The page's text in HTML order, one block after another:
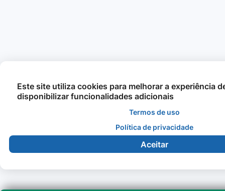
Este site utiliza cookies para melhorar a experiência
disponibilizar funcionalidades adicionais
Termos de uso
Política de privacidade
Aceitar